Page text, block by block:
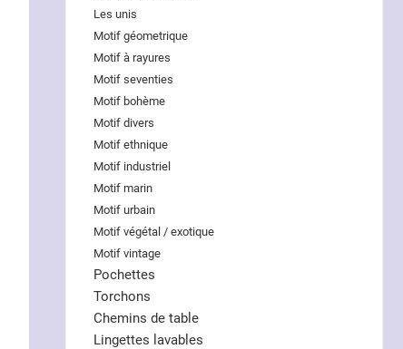
Les unis
Motif géometrique
Motif à rayures
Motif seventies
Motif bohème
Motif divers
Motif ethnique
Motif industriel
Motif marin
Motif urbain
Motif végétal / exotique
Motif vintage
Pochettes
Torchons
Chemins de table
Lingettes lavables